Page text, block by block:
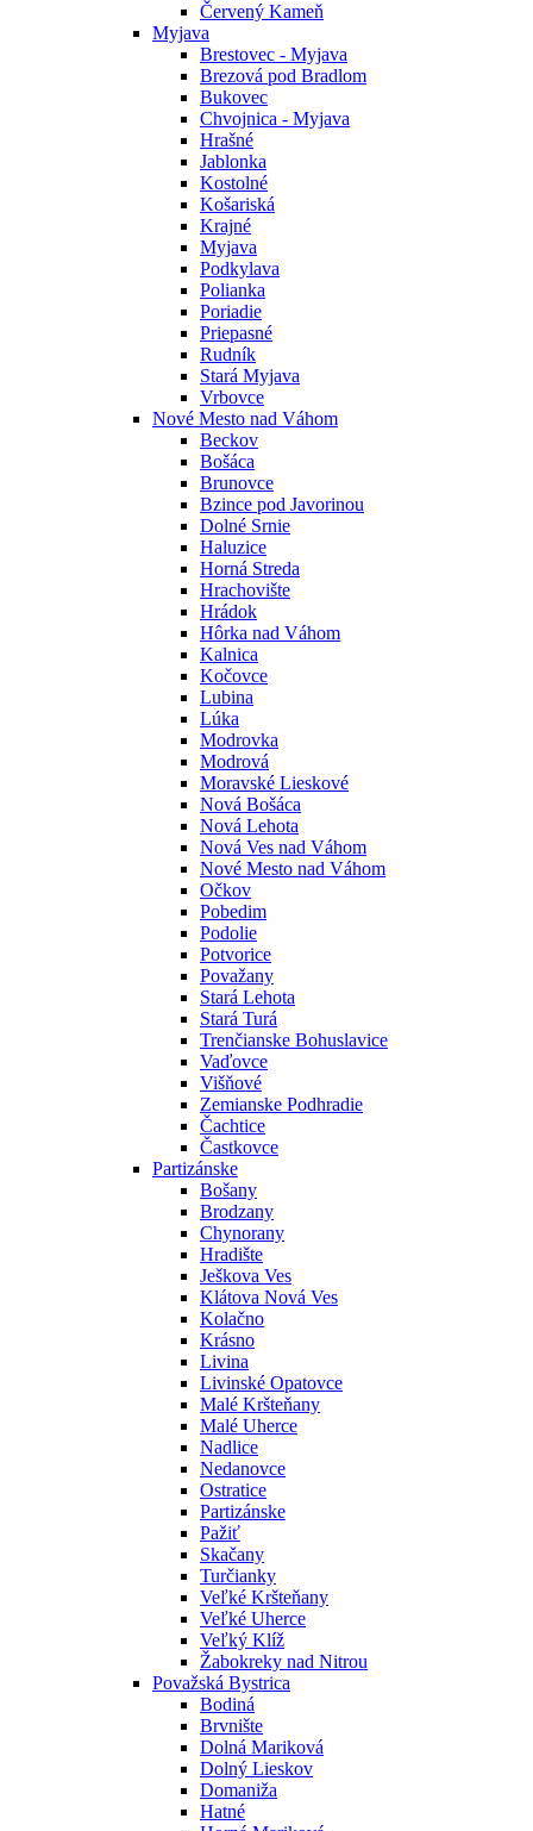
Červený Kameň
Myjava
Brestovec - Myjava
Brezová pod Bradlom
Bukovec
Chvojnica - Myjava
Hrašné
Jablonka
Kostolné
Košariská
Krajné
Myjava
Podkylava
Polianka
Poriadie
Priepasné
Rudník
Stará Myjava
Vrbovce
Nové Mesto nad Váhom
Beckov
Bošáca
Brunovce
Bzince pod Javorinou
Dolné Srnie
Haluzice
Horná Streda
Hrachovište
Hrádok
Hôrka nad Váhom
Kalnica
Kočovce
Lubina
Lúka
Modrovka
Modrová
Moravské Lieskové
Nová Bošáca
Nová Lehota
Nová Ves nad Váhom
Nové Mesto nad Váhom
Očkov
Pobedim
Podolie
Potvorice
Považany
Stará Lehota
Stará Turá
Trenčianske Bohuslavice
Vaďovce
Višňové
Zemianske Podhradie
Čachtice
Častkovce
Partizánske
Bošany
Brodzany
Chynorany
Hradište
Ješkova Ves
Klátova Nová Ves
Kolačno
Krásno
Livina
Livinské Opatovce
Malé Kršteňany
Malé Uherce
Nadlice
Nedanovce
Ostratice
Partizánske
Pažiť
Skačany
Turčianky
Veľké Kršteňany
Veľké Uherce
Veľký Klíž
Žabokreky nad Nitrou
Považská Bystrica
Bodiná
Brvnište
Dolná Mariková
Dolný Lieskov
Domaniža
Hatné